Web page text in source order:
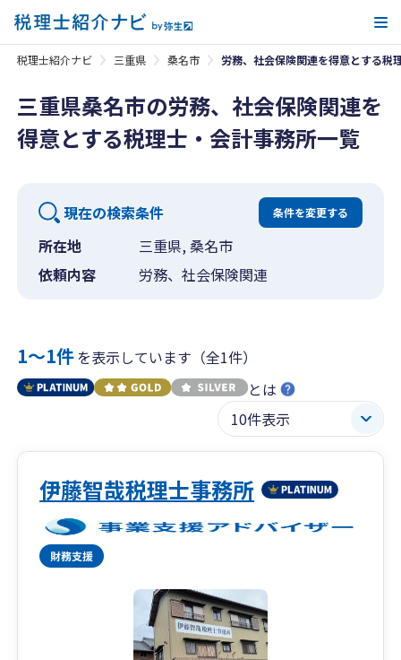
税理士紹介ナビ 三重県 桑名市 労務、社会保険関連を得意とする税
三重県桑名市の労務、社会保険関連を
得意とする税理士・会計事務所一覧
現在の検索条件 条件を変更する
所在地
三重県, 桑名市
依頼内容
労務、社会保険関連
1〜1件を表示しています（全1件）
とは
伊藤智哉税理士事務所